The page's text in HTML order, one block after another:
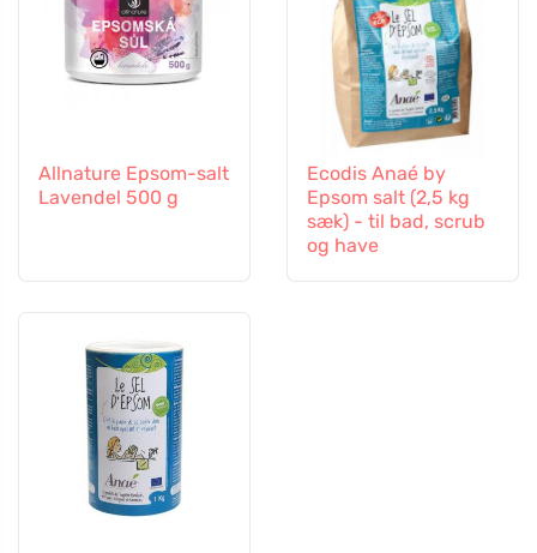
Allnature Epsom-salt
Lavendel 500 g
Ecodis Anaé by
Epsom salt (2,5 kg
sæk) - til bad, scrub
og have